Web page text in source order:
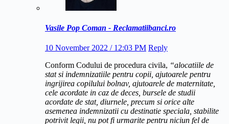
Vasile Pop Coman - Reclamatiibanci.ro
10 November 2022 / 12:03 PM Reply
Conform Codului de procedura civila, “alocatiile de
stat si indemnizatiile pentru copii, ajutoarele pentru
ingrijirea copilului bolnav, ajutoarele de maternitate,
cele acordate in caz de deces, bursele de studii
acordate de stat, diurnele, precum si orice alte
asemenea indemnizatii cu destinatie speciala, stabilite
potrivit legii, nu pot fi urmarite pentru niciun fel de